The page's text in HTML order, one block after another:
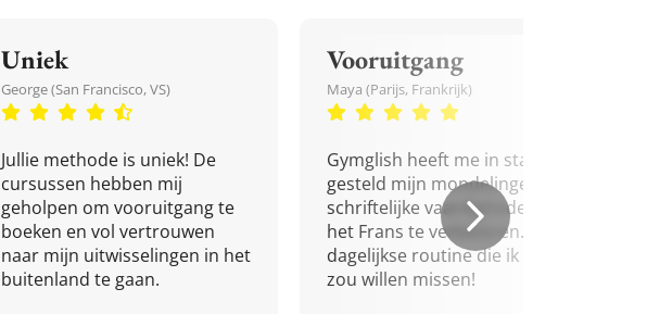
Uniek
George (San Francisco, VS)
Jullie methode is uniek! De
cursussen hebben mij
geholpen om vooruitgang te
boeken en vol vertrouwen
naar mijn uitwisselingen in het
buitenland te gaan.
Vooruitgang
Maya (Parijs, Frankrijk)
Gymglish heeft me in staat
gesteld mijn mondelinge en
schriftelijke vaardigheden in
het Frans te verbeteren. Een
dagelijkse routine die ik niet
zou willen missen!